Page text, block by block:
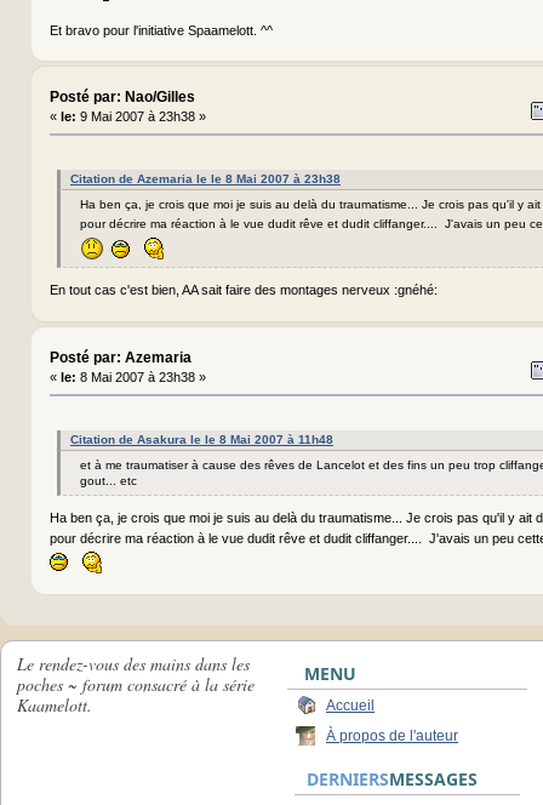
Et bravo pour l'initiative Spaamelott. ^^
Posté par: Nao/Gilles
« le: 9 Mai 2007 à 23h38 »
Citation de Azemaria le le 8 Mai 2007 à 23h38
Ha ben ça, je crois que moi je suis au delà du traumatisme... Je crois pas qu'il y
pour décrire ma réaction à le vue dudit rêve et dudit cliffanger.... J'avais un peu
En tout cas c'est bien, AA sait faire des montages nerveux :gnéhé:
Posté par: Azemaria
« le: 8 Mai 2007 à 23h38 »
Citation de Asakura le le 8 Mai 2007 à 11h48
et à me traumatiser à cause des rêves de Lancelot et des fins un peu trop
gout... etc
Ha ben ça, je crois que moi je suis au delà du traumatisme... Je crois pas qu'il y ait
pour décrire ma réaction à le vue dudit rêve et dudit cliffanger.... J'avais un peu
Le rendez-vous des mains dans les
poches ~ forum consacré à la série
Kaamelott.
MENU
Accueil
À propos de l'auteur
DERNIERSMESSAGES